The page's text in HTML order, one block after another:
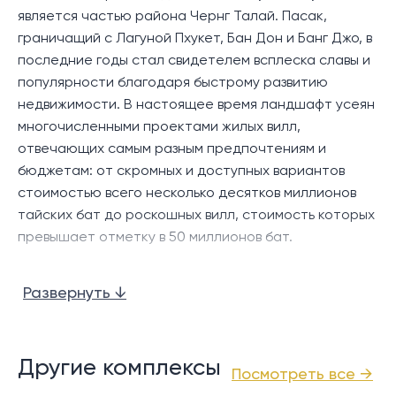
Комплекс предлагает просторные виллы с тремя-
пятью спальнями, расположенные на участках
площадью от 478 до 732 квадратных метров, с
застроенной площадью от 380 до 650 квадратных
метров. Такая установка обеспечивает достаточно
места для занятий как в помещении, так и на
открытом воздухе, что соответствует различным
предпочтениям образа жизни. Каждая вилла
одноэтажная, что повышает доступность и
безопасность для всех, от пожилых людей до
маленьких детей.
столовой в центре, окруженных уютными спальнями.
беседке у бассейна, которая идеально подходит
является частью района Чернг Талай. Пасак,
граничащий с Лагуной Пхукет, Бан Дон и Банг Джо, в
последние годы стал свидетелем всплеска славы и
популярности благодаря быстрому развитию
недвижимости. В настоящее время ландшафт усеян
многочисленными проектами жилых вилл,
отвечающих самым разным предпочтениям и
бюджетам: от скромных и доступных вариантов
стоимостью всего несколько десятков миллионов
тайских бат до роскошных вилл, стоимость которых
превышает отметку в 50 миллионов бат.
относительно спокойная атмосфера, усиленная
ресторанам и развлекательным заведениям в
окрестностях Чернгталай и рядом с комплексом
Развернуть ↓
Посмотреть все →
Другие комплексы